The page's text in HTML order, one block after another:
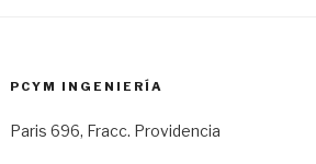
PCYM INGENIERÍA
Paris 696, Fracc. Providencia